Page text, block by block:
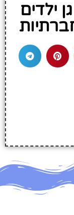
ילדים